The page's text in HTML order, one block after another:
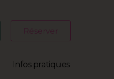
Réserver
Infos pratiques